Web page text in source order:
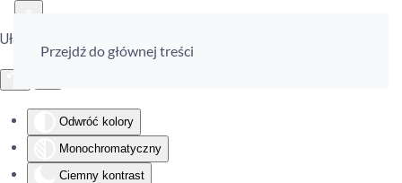
Ułatwienia dostępu
Odwróć kolory
Monochromatyczny
Ciemny kontrast
Przejdź do głównej treści